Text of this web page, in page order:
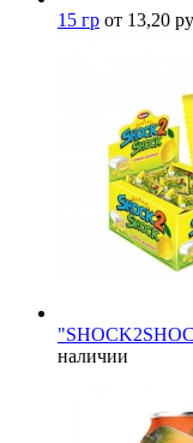
15 гр от 13,20
наличии